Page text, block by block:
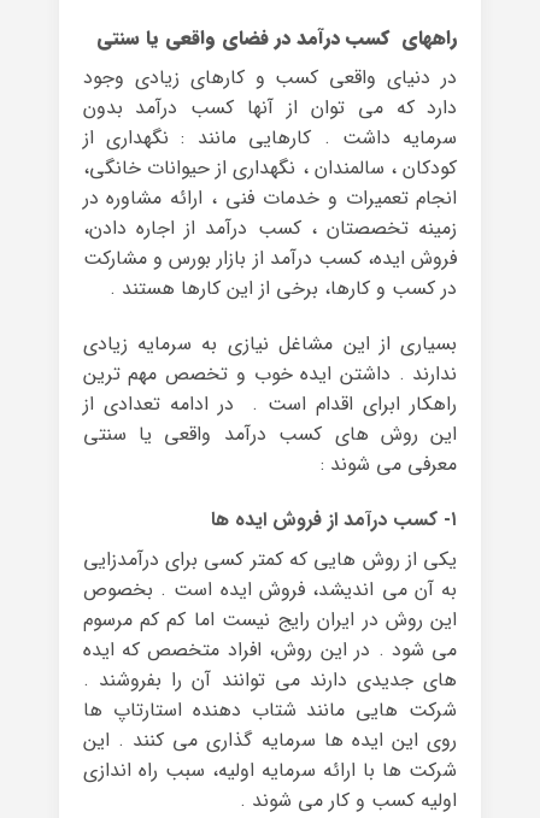
راههای کسب درآمد در فضای واقعی یا سنتی
در دنیای واقعی کسب و کارهای زیادی وجود
دارد که می توان از آنها کسب درآمد بدون
سرمایه داشت . کارهایی مانند : نگهداری از
کودکان ، سالمندان ، نگهداری از حیوانات خانگی،
انجام تعمیرات و خدمات فنی ، ارائه مشاوره در
زمینه تخصصتان ، کسب درآمد از اجاره دادن،
فروش ایده، کسب درآمد از بازار بورس و مشارکت
در کسب و کارها، برخی از این کارها هستند .
بسیاری از این مشاغل نیازی به سرمایه زیادی
ندارند . داشتن ایده خوب و تخصص مهم ترین
راهکار ابرای اقدام است . در ادامه تعدادی از
این روش های کسب درآمد واقعی یا سنتی
معرفی می شوند :
۱- کسب درآمد از فروش ایده ها
یکی از روش هایی که کمتر کسی برای درآمدزایی
به آن می اندیشد، فروش ایده است . بخصوص
این روش در ایران رایج نیست اما کم کم مرسوم
می شود . در این روش، افراد متخصص که ایده
های جدیدی دارند می توانند آن را بفروشند .
شرکت هایی مانند شتاب دهنده استارتاپ ها
روی این ایده ها سرمایه گذاری می کنند . این
شرکت ها با ارائه سرمایه اولیه، سبب راه اندازی
اولیه کسب و کار می شوند .